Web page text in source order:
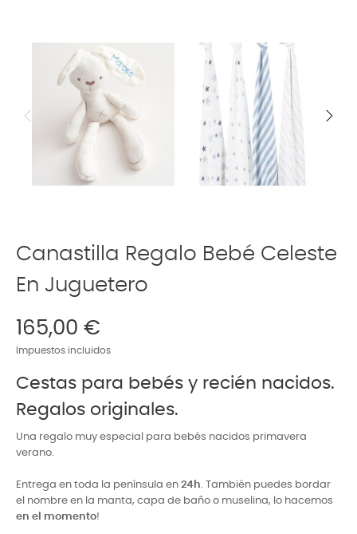
Canastilla Regalo Bebé Celeste
En Juguetero
165,00 €
Impuestos incluidos
Cestas para bebés y recién nacidos.
Regalos originales.
Una regalo muy especial para bebés nacidos primavera
verano.
Entrega en toda la península en 24h. También puedes bordar
el nombre en la manta, capa de baño o muselina, lo hacemos
en el momento!